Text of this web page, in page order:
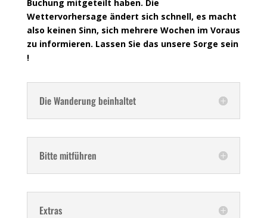
Buchung mitgeteilt haben. Die
Wettervorhersage ändert sich schnell, es macht
also keinen Sinn, sich mehrere Wochen im Voraus
zu informieren. Lassen Sie das unsere Sorge sein
!
Die Wanderung beinhaltet
Bitte mitführen
Extras